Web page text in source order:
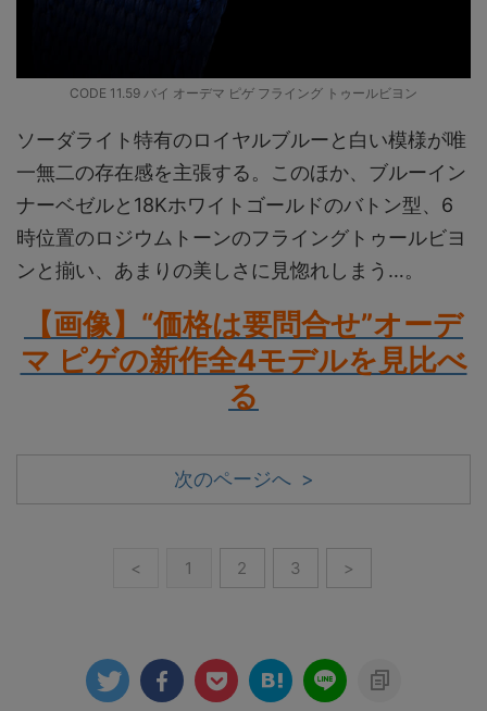
CODE 11.59 バイ オーデマ ピゲ フライング トゥールビヨン
ソーダライト特有のロイヤルブルーと白い模様が唯
一無二の存在感を主張する。このほか、ブルーイン
ナーベゼルと18Kホワイトゴールドのバトン型、6
時位置のロジウムトーンのフライングトゥールビヨ
ンと揃い、あまりの美しさに見惚れしまう…。
【画像】“価格は要問合せ”オーデ
マ ピゲの新作全4モデルを見比べ
る
次のページへ >
< 1 2 3 >